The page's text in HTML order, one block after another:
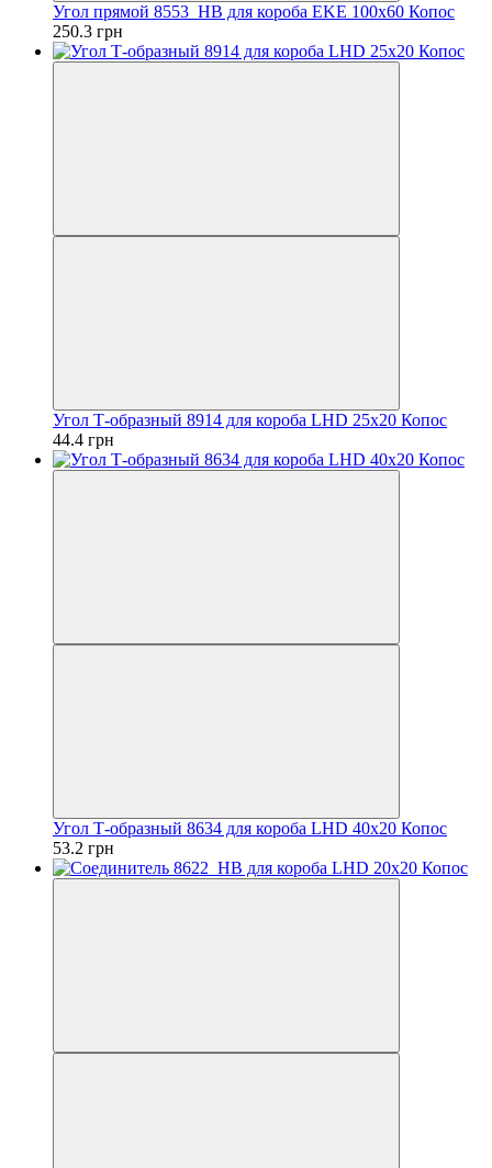
Угол прямой 8553_HB для короба EKE 100х60 Копос
250.3 грн
Угол Т-образный 8914 для короба LHD 25х20 Копос
44.4 грн
Угол Т-образный 8634 для короба LHD 40х20 Копос
53.2 грн